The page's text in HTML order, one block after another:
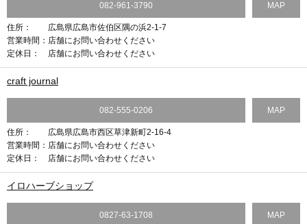
082-961-3790 MAP
住所：
広島県広島市佐伯区隅の浜2-1-7
営業時間： 店舗にお問い合わせください
定休日：
店舗にお問い合わせください
craft journal
082-555-0206 MAP
住所：
広島県広島市西区草津新町2-16-4
営業時間： 店舗にお問い合わせください
定休日：
店舗にお問い合わせください
イロハーブショップ
0827-63-1708 MAP